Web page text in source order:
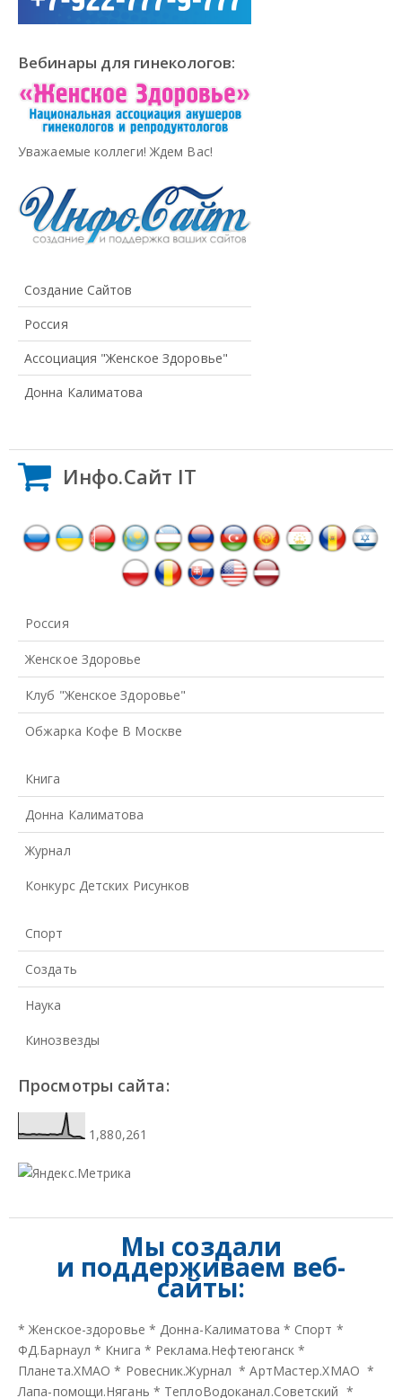
Вебинары для гинекологов:
Уважаемые коллеги! Ждем Вас!
Создание Сайтов
Россия
Ассоциация "Женское Здоровье"
Донна Калиматова
Инфо.Сайт IT
Россия
Женское Здоровье
Клуб "Женское Здоровье"
Обжарка Кофе В Москве
Книга
Донна Калиматова
Журнал
Конкурс Детских Рисунков
Спорт
Создать
Наука
Кинозвезды
Просмотры сайта:
1,880,261
Мы создали
и поддерживаем веб-
сайты:
*Женское-здоровье *Донна-Калиматова * Спорт *
ФД.Барнаул * Книга * Реклама.Нефтеюганск *
Планета.ХМАО * Ровесник.Журнал *АртМастер.ХМАО *
Лапа-помощи.Нягань * ТеплоВодоканал.Советский *